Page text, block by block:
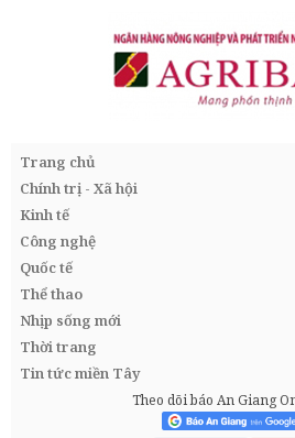
Trang chủ
Chính trị - Xã hội
Kinh tế
Công nghệ
Quốc tế
Thể thao
Nhịp sống mới
Thời trang
Tin tức miền Tây
Theo dõi báo An Giang